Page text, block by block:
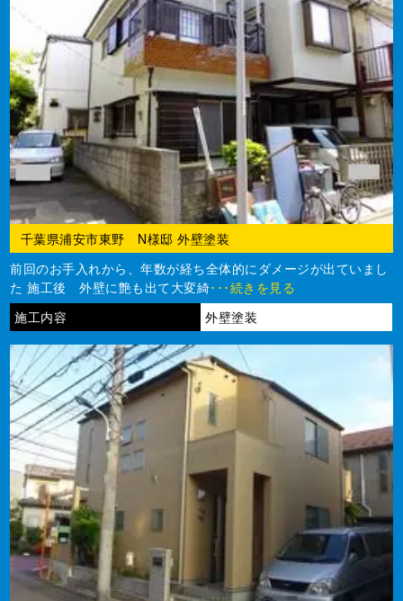
千葉県浦安市東野 N様邸 外壁塗装
前回のお手入れから、年数が経ち全体的にダメージが出ていまし
た 施工後 外壁に艶も出て大変綺･･･続きを見る
施工内容
外壁塗装